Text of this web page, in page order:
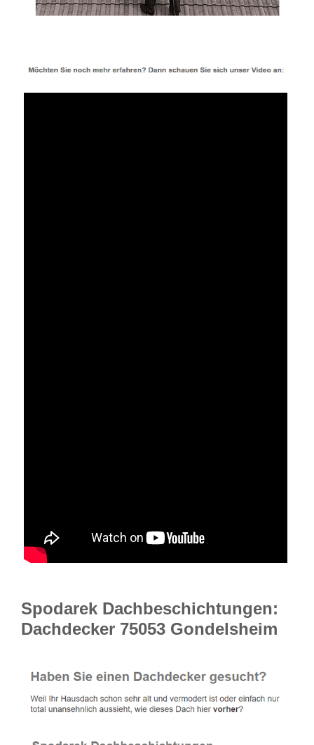
Spodarek Dachbeschichtungen:
Dachdecker 75053 Gondelsheim